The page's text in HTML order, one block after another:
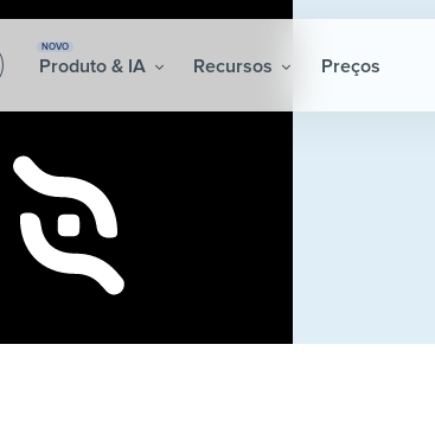
NOVO
Produto & IA Recursos Preços